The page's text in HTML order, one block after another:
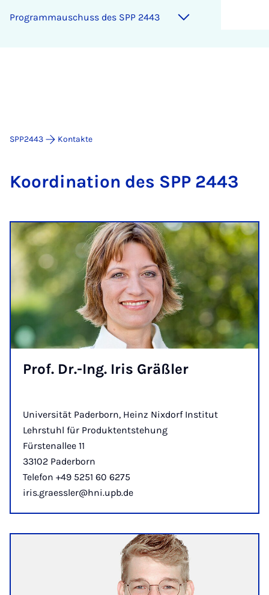
Pro­gram­mauschuss des SPP 2443
SPP2443 Kontakte
Koordin­a­tion des SPP 2443
Prof. Dr.-Ing. Iris Gräßler
Universität Paderborn, Heinz Nixdorf Institut
Lehrstuhl für Produktentstehung
Fürstenallee 11
33102 Paderborn
Telefon +49 5251 60 6275
iris.graessler@hni.upb.de